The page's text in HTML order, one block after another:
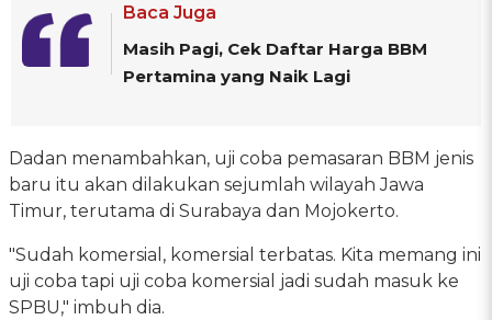
Baca Juga
Masih Pagi, Cek Daftar Harga BBM
Pertamina yang Naik Lagi
Dadan menambahkan, uji coba pemasaran BBM jenis
baru itu akan dilakukan sejumlah wilayah Jawa
Timur, terutama di Surabaya dan Mojokerto.
"Sudah komersial, komersial terbatas. Kita memang ini
uji coba tapi uji coba komersial jadi sudah masuk ke
SPBU," imbuh dia.